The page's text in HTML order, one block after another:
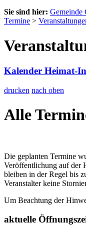
Sie sind hier: Gemeinde
Termine >
Kalender Heimat-
drucken nach oben
Alle
Die geplanten Termine
Veröffentlichung auf der
bleiben in der Regel bis
Veranstalter keine
Um Beachtung der
aktuelle